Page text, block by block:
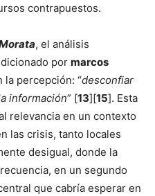
contrapuestos.
, el análisis
por marcos
la percepción: “desconfiar
información” [13][15]. Esta
relevancia en un contexto
las crisis, tanto locales
desigual, donde la
en un segundo
que cabría esperar en